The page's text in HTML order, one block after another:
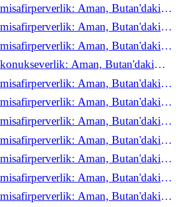
Aman, Butan'daki
yeniden keşfediyorAman, Butan'daki
yeniden keşfediyorAman, Butan'daki
yeniden keşfediyorAman, Butan'daki
yeniden keşfediyorAman, Butan'daki
yeniden keşfediyorAman, Butan'daki
yeniden keşfediyorAman, Butan'daki
yeniden keşfediyorAman, Butan'daki
yeniden keşfediyorAman, Butan'daki
yeniden keşfediyorAman, Butan'daki
yeniden keşfediyorAman, Butan'daki